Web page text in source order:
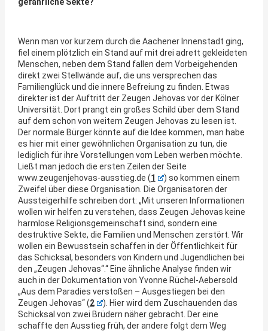
Wenn man vor kurzem durch die Aachener Innenstadt ging,
fiel einem plötzlich ein Stand auf mit drei adrett gekleideten
Menschen, neben dem Stand fallen dem Vorbeigehenden
direkt zwei Stellwände auf, die uns versprechen das
Familienglück und die innere Befreiung zu finden. Etwas
direkter ist der Auftritt der Zeugen Jehovas vor der Kölner
Universität. Dort prangt ein großes Schild über dem Stand
auf dem schon von weitem Zeugen Jehovas zu lesen ist.
Der normale Bürger könnte auf die Idee kommen, man habe
es hier mit einer gewöhnlichen Organisation zu tun, die
lediglich für ihre Vorstellungen vom Leben werben möchte.
Ließt man jedoch die ersten Zeilen der Seite
www.zeugenjehovas-ausstieg.de (1
) so kommen einem
Zweifel über diese Organisation. Die Organisatoren der
Aussteigerhilfe schreiben dort: „Mit unseren Informationen
wollen wir helfen zu verstehen, dass Zeugen Jehovas keine
harmlose Religionsgemeinschaft sind, sondern eine
destruktive Sekte, die Familien und Menschen zerstört. Wir
wollen ein Bewusstsein schaffen in der Öffentlichkeit für
das Schicksal, besonders von Kindern und Jugendlichen bei
den „Zeugen Jehovas“.“ Eine ähnliche Analyse finden wir
auch in der Dokumentation von Yvonne Rüchel-Aebersold
„Aus dem Paradies verstoßen – Ausgestiegen bei den
Zeugen Jehovas“ (2
). Hier wird dem Zuschauenden das
Schicksal von zwei Brüdern näher gebracht. Der eine
schaffte den Ausstieg früh, der andere folgt dem Weg